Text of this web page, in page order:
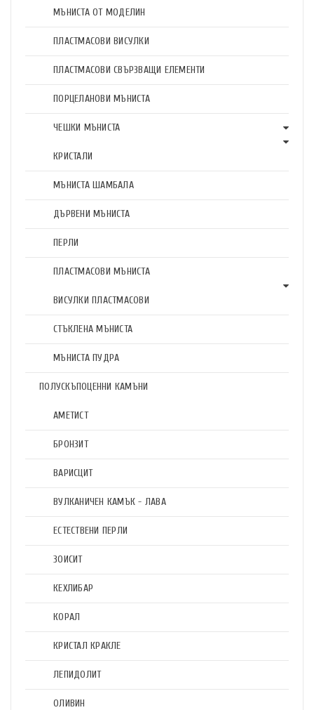
МЪНИСТА ОТ МОДЕЛИН
ПЛАСТМАСОВИ ВИСУЛКИ
ПЛАСТМАСОВИ СВЪРЗВАЩИ ЕЛЕМЕНТИ
ПОРЦЕЛАНОВИ МЪНИСТА
ЧЕШКИ МЪНИСТА
КРИСТАЛИ
МЪНИСТА ШАМБАЛА
ДЪРВЕНИ МЪНИСТА
ПЕРЛИ
ПЛАСТМАСОВИ МЪНИСТА
ВИСУЛКИ ПЛАСТМАСОВИ
СТЪКЛЕНА МЪНИСТА
МЪНИСТА ПУДРА
ПОЛУСКЪПОЦЕННИ КАМЪНИ
АМЕТИСТ
БРОНЗИТ
ВАРИСЦИТ
ВУЛКАНИЧЕН КАМЪК - ЛАВА
ЕСТЕСТВЕНИ ПЕРЛИ
ЗОИСИТ
КЕХЛИБАР
КОРАЛ
КРИСТАЛ КРАКЛЕ
ЛЕПИДОЛИТ
ОЛИВИН